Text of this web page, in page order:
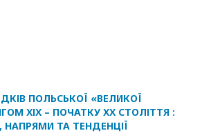
ПОЛЬСЬКОЇ «ВЕЛИКОЇ
ХІХ – ПОЧАТКУ ХХ СТОЛІТТЯ :
ТА ТЕНДЕНЦІЇ